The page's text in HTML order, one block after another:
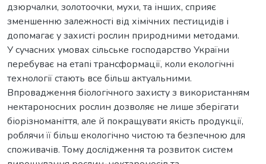
дзюрчалки, золотоочки, мухи, та інших, сприяє
зменшенню залежності від хімічних пестицидів і
допомагає у захисті рослин природними методами.
У сучасних умовах сільське господарство України
перебуває на етапі трансформації, коли екологічні
технології стають все більш актуальними.
Впровадження біологічного захисту з використанням
нектароносних рослин дозволяє не лише зберігати
біорізноманіття, але й покращувати якість продукції,
роблячи її більш екологічно чистою та безпечною для
споживачів. Тому дослідження та розвиток систем